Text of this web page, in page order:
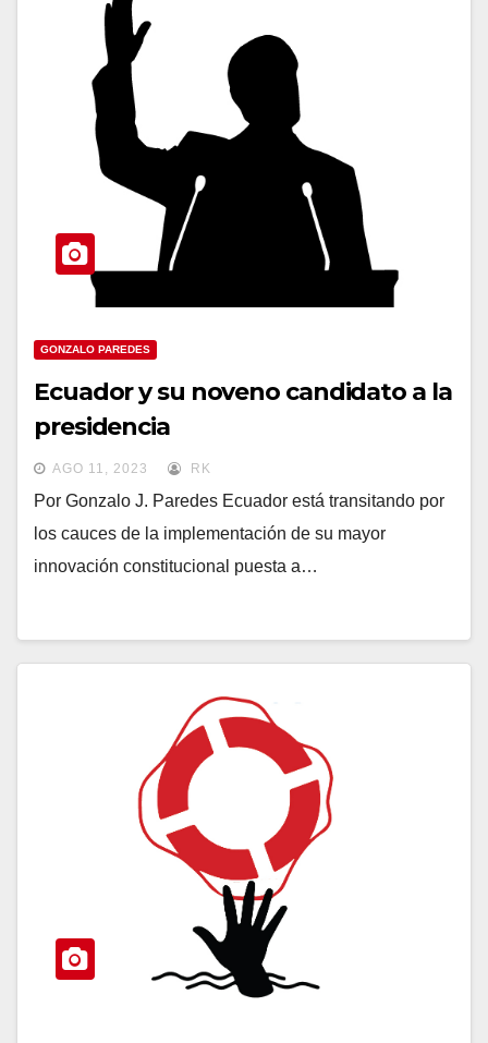
GONZALO PAREDES
Ecuador y su noveno candidato a la
presidencia
AGO 11, 2023 RK
Por Gonzalo J. Paredes Ecuador está transitando por
los cauces de la implementación de su mayor
innovación constitucional puesta a…